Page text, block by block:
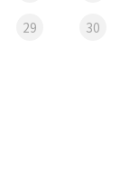
29 30